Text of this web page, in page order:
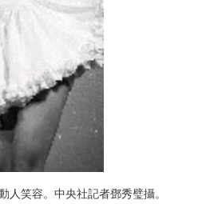
人笑容。中央社記者鄧秀璧攝。